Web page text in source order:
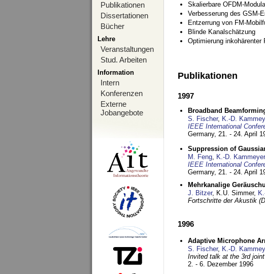
Publikationen
Dissertationen
Bücher
Lehre
Veranstaltungen
Stud. Arbeiten
Information
Intern
Konferenzen
Externe
Jobangebote
Skalierbare OFDM-
Verbesserung des GSM-
Entzerrung von FM-
Blinde Kanalschätzung
Optimierung inkohärenter
Publikationen
1997
Broadband
S. Fischer, K.-D.
IEEE International
Germany, 21. - 24. April
Suppression of
M. Feng, K.-D. Kammeyer
IEEE International
Germany, 21. - 24. April
Mehrkanalige
J. Bitzer, K.U. Simmer,
Fortschritte der Akustik
1996
Adaptive Microphone
S. Fischer, K.-D.
Invited talk at the 3rd
2. - 6. Dezember 1996